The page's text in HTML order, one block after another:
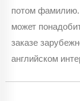
потом фамилию.
может
заказе
английском